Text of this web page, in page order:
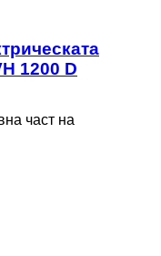
1200 D
част на